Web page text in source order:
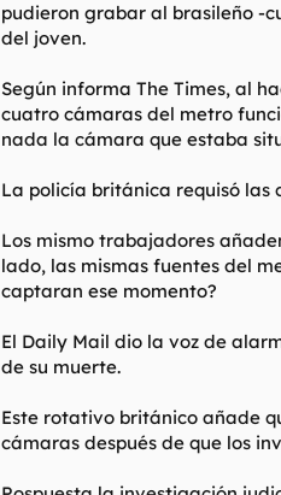
pudieron grabar al brasileño -
del joven.
Según informa The Times, al
cuatro cámaras del metro
nada la cámara que estaba
La policía británica requisó las
Los mismo trabajadores
lado, las mismas fuentes del
captaran ese momento?
El Daily Mail dio la voz de
de su muerte.
Este rotativo británico añade
cámaras después de que los